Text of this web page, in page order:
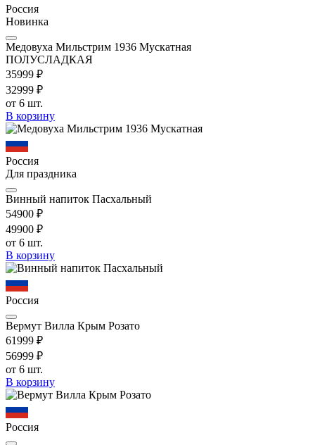
Россия
Новинка
Медовуха Мильстрим 1936 Мускатная
ПОЛУСЛАДКАЯ
35999 ₽
32999 ₽
от 6 шт.
В корзину
Россия
Для праздника
Винный напиток Пасхальный
54900 ₽
49900 ₽
от 6 шт.
В корзину
Россия
Вермут Вилла Крым Розато
61999 ₽
56999 ₽
от 6 шт.
В корзину
Россия